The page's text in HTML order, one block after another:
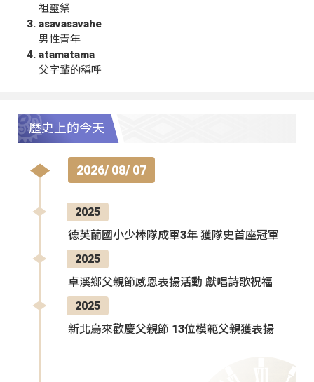
祖靈祭
asavasavahe
男性青年
atamatama
父字輩的稱呼
歷史上的今天
2026/ 08/ 07
2025
德芙蘭國小少棒隊成軍3年 獲隊史首座冠軍
2025
卓溪鄉父親節感恩表揚活動 獻唱詩歌祝福
2025
新北烏來歡慶父親節 13位模範父親獲表揚